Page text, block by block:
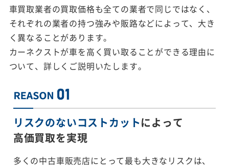
車買取業者の買取価格も全ての業者で同じではなく、
それぞれの業者の持つ強みや販路などによって、大き
く異なることがあります。
カーネクストが車を高く買い取ることができる理由に
ついて、詳しくご説明いたします。
リスクのないコストカットによって
高価買取を実現
多くの中古車販売店にとって最も大きなリスクは、